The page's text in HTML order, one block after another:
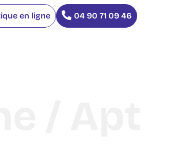
en ligne 04 90 71 09 46